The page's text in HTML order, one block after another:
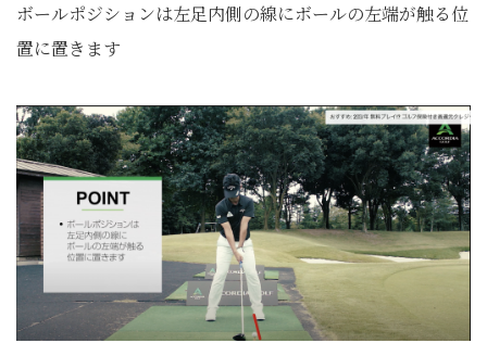
ボールポジションは左足内側の線にボールの左端が触る位
置に置きます